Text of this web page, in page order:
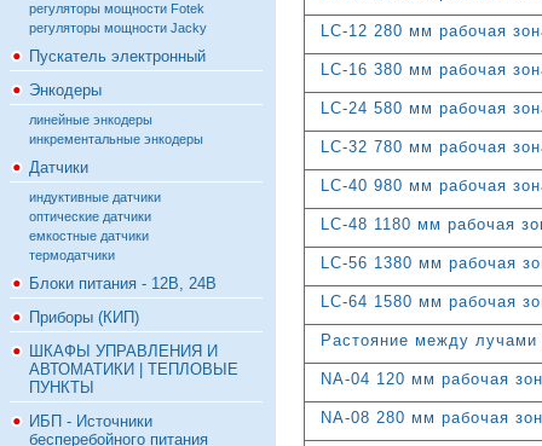
регуляторы мощности Fotek
регуляторы мощности Jacky
Пускатель электронный
Энкодеры
линейные энкодеры
инкрементальные энкодеры
Датчики
индуктивные датчики
оптические датчики
емкостные датчики
термодатчики
Блоки питания - 12В, 24В
Приборы (КИП)
ШКАФЫ УПРАВЛЕНИЯ И
АВТОМАТИКИ | ТЕПЛОВЫЕ
ПУНКТЫ
ИБП - Источники
бесперебойного питания
LC-12 280 мм рабочая
LC-16 380 мм рабочая
LC-24 580 мм рабочая
LC-32 780 мм рабочая
LC-40 980 мм рабочая
LC-48 1180 мм рабочая
LC-56 1380 мм рабочая
LC-64 1580 мм рабочая
Растояние между
NA-04 120 мм рабочая
NA-08 280 мм рабочая